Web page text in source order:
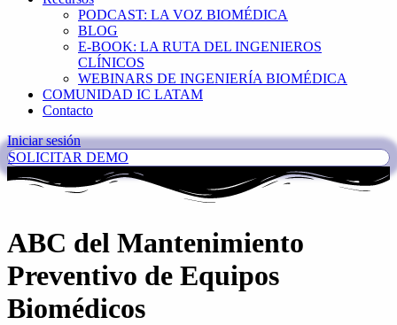
PODCAST: LA VOZ BIOMÉDICA
BLOG
E-BOOK: LA RUTA DEL INGENIEROS
CLÍNICOS
WEBINARS DE INGENIERÍA BIOMÉDICA
COMUNIDAD IC LATAM
Contacto
Iniciar sesión
SOLICITAR DEMO
ABC del Mantenimiento
Preventivo de Equipos
Biomédicos